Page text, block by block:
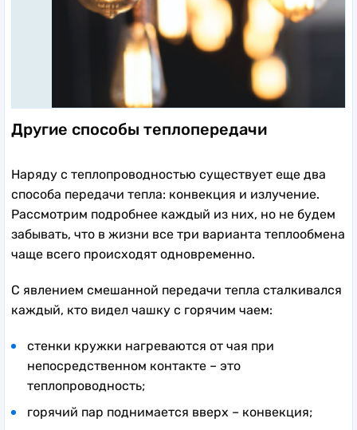
Другие способы теплопередачи
Наряду с теплопроводностью существует еще два
способа передачи тепла: конвекция и излучение.
Рассмотрим подробнее каждый из них, но не будем
забывать, что в жизни все три варианта теплообмена
чаще всего происходят одновременно.
С явлением смешанной передачи тепла сталкивался
каждый, кто видел чашку с горячим чаем:
стенки кружки нагреваются от чая при
непосредственном контакте – это
теплопроводность;
горячий пар поднимается вверх – конвекция;